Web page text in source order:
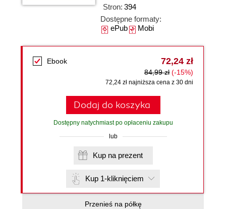
Stron: 394
Dostępne formaty:
ePubMobi
Ebook 72,24 zł
84,99 zł (-15%)
72,24 zł najniższa cena z 30 dni
Dodaj do koszyka
Dostępny natychmiast po opłaceniu zakupu
lub
Kup na prezent
Kup 1-kliknięciem
Przenieś na półkę